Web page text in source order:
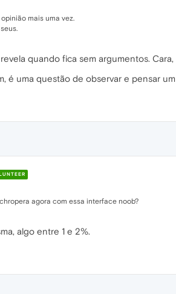
mais uma vez.
quando fica sem argumentos.
é uma questão de observar e pensar
agora com essa interface noob?
algo entre 1 e 2%.